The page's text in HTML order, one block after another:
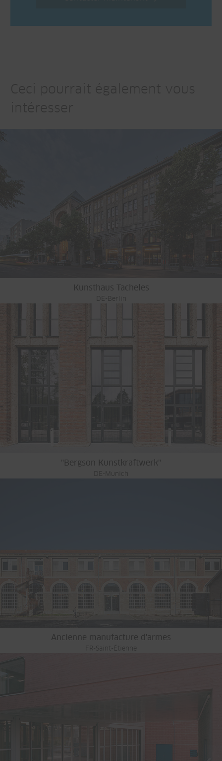
Kunsthaus Tacheles
DE-Berlin
"Bergson Kunstkraftwerk"
DE-Munich
Ancienne manufacture d'armes
FR-Saint-Étienne